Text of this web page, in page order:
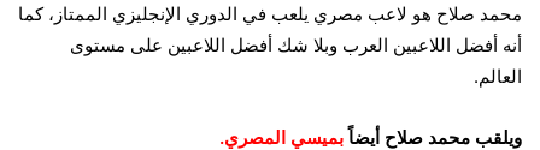
محمد صلاح هو لاعب مصري يلعب في الدوري الإنجليزي الممتاز، كما
أنه أفضل اللاعبين العرب وبلا شك أفضل اللاعبين على مستوى
العالم.
ويلقب محمد صلاح أيضاًبميسي المصري.